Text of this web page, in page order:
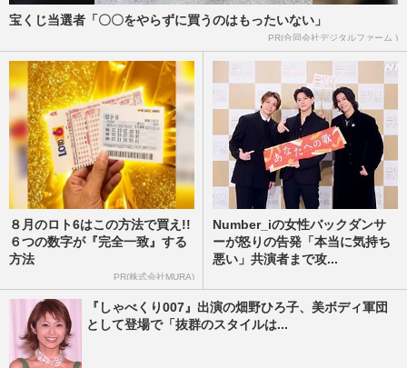
宝くじ当選者「〇〇をやらずに買うのはもったいない」
PR(合同会社デジタルファーム )
８月のロト6はこの方法で買え!!
６つの数字が『完全一致』する
方法
PR(株式会社MURA)
Number_iの女性バックダンサ
ーが怒りの告発「本当に気持ち
悪い」共演者まで攻...
『しゃべくり007』出演の畑野ひろ子、美ボディ軍団
として登場で「抜群のスタイルは...